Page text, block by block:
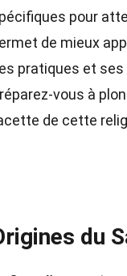
pour
de mieux
pratiques et ses
vous à
de cette
du